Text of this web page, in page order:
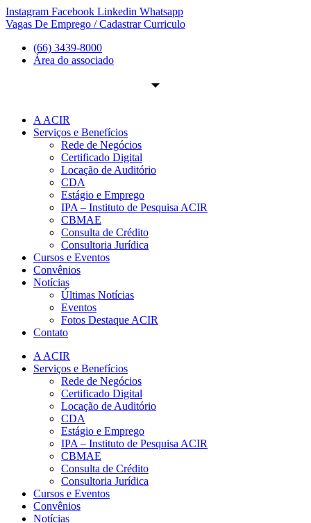
Ir
para
conteúdo
Instagram Facebook Linkedin Whatsapp
Vagas De Emprego / Cadastrar Curriculo
(66) 3439-8000
Área do associado
A ACIR
Serviços e Benefícios
Rede de Negócios
Certificado Digital
Locação de Auditório
CDA
Estágio e Emprego
IPA – Instituto de Pesquisa ACIR
CBMAE
Consulta de Crédito
Consultoria Jurídica
Cursos e Eventos
Convênios
Notícias
Últimas Notícias
Eventos
Fotos Destaque ACIR
Contato
A ACIR
Serviços e Benefícios
Rede de Negócios
Certificado Digital
Locação de Auditório
CDA
Estágio e Emprego
IPA – Instituto de Pesquisa ACIR
CBMAE
Consulta de Crédito
Consultoria Jurídica
Cursos e Eventos
Convênios
Notícias